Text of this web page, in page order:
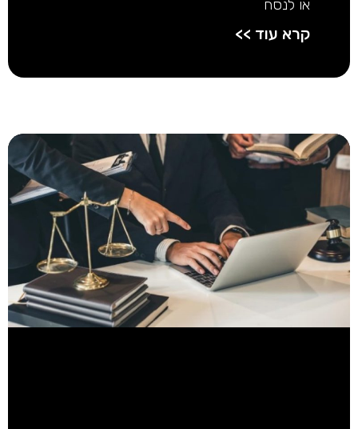
או לנסח
קרא עוד >>